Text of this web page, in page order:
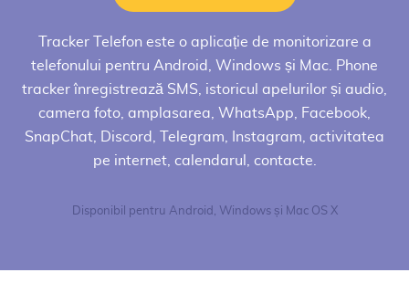
Tracker Telefon este o aplicație de monitorizare a
telefonului pentru Android, Windows și Mac. Phone
tracker înregistrează SMS, istoricul apelurilor și audio,
camera foto, amplasarea, WhatsApp, Facebook,
SnapChat, Discord, Telegram, Instagram, activitatea
pe internet, calendarul, contacte.
Disponibil pentru Android, Windows și Mac OS X